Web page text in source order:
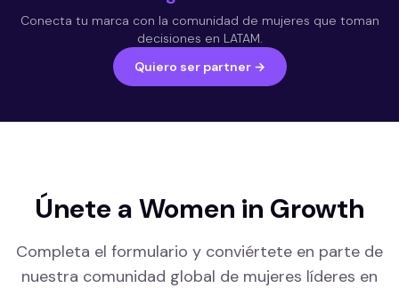
Conecta tu marca con la comunidad de mujeres que toman
decisiones en LATAM.
Quiero ser partner →
Únete a Women in Growth
Completa el formulario y conviértete en parte de
nuestra comunidad global de mujeres líderes en